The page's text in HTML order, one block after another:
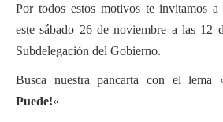
Por todos estos motivos te invitamos a
este sábado 26 de noviembre a las 12
Subdelegación del Gobierno.
Busca nuestra pancarta con el lema
Puede!«